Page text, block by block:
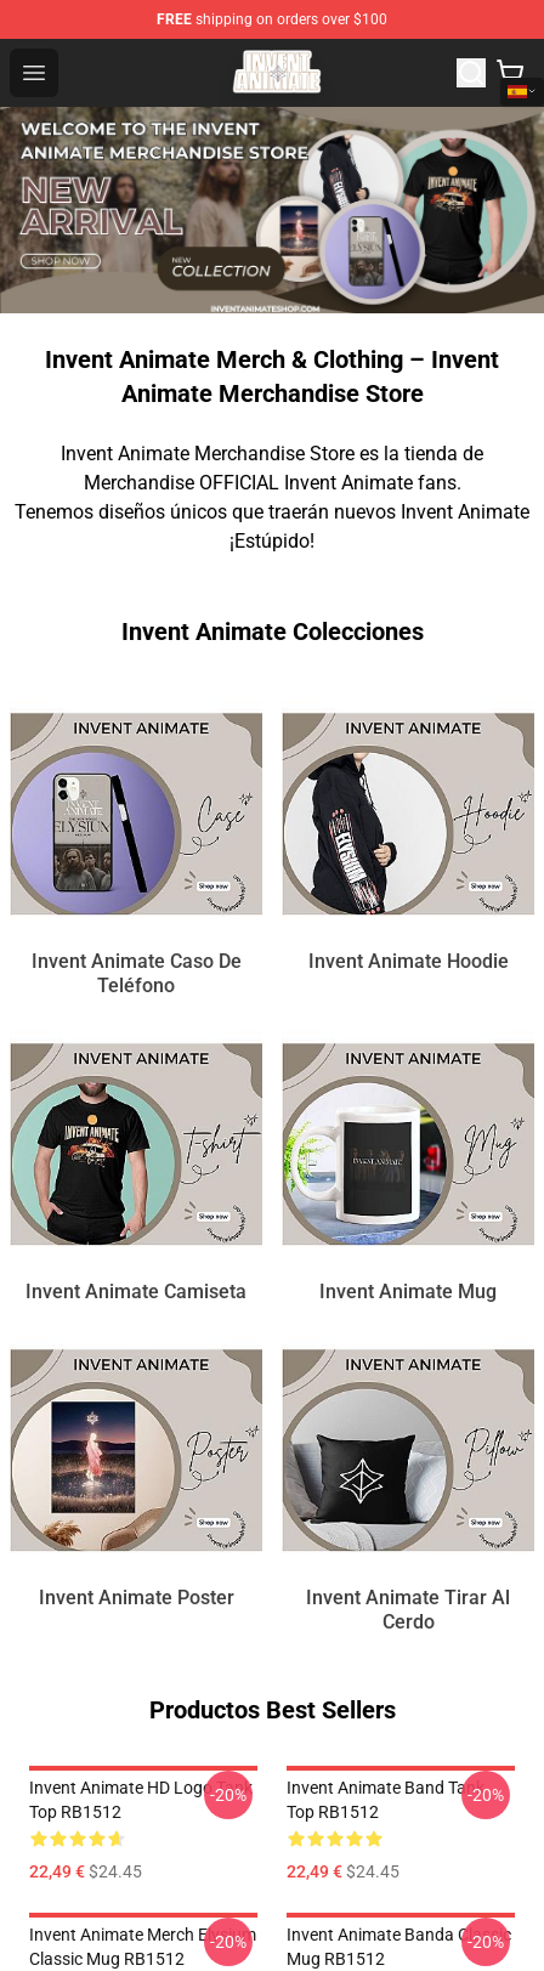
FREE shipping on orders over $100
Open menu
Invent Animate Shop - Official Invent Animate
Invent Animate Merch & Clothing – Invent
Animate Merchandise Store
Invent Animate Merchandise Store es la tienda de
Merchandise OFFICIAL Invent Animate fans.
Tenemos diseños únicos que traerán nuevos Invent Animate
¡Estúpido!
Invent Animate Colecciones
Invent Animate Caso De
Teléfono
Invent Animate Hoodie
Invent Animate Camiseta Invent Animate Mug
Invent Animate Poster
Invent Animate Tirar Al
Cerdo
Productos Best Sellers
Invent Animate HD Logo Tank
Top RB1512
22,49 €$24.45
-20%
Invent Animate Band Tank
Top RB1512
22,49 €$24.45
-20%
Invent Animate Merch Elysium
Classic Mug RB1512
-20%
Invent Animate Banda Classic
Mug RB1512
-20%